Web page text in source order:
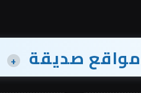
مواقع صديقة +